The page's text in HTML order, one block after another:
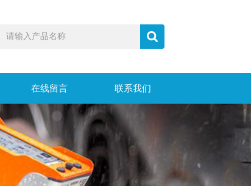
在线留言 联系我们